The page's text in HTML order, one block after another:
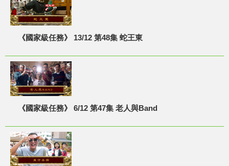
《國家級任務》 13/12 第48集 蛇王東
《國家級任務》 6/12 第47集 老人與Band